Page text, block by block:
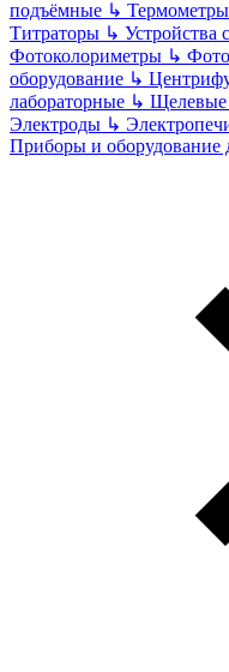
подъёмные ↳ Термометры
Титраторы ↳ Устройства
Фотоколориметры ↳
оборудование ↳
лабораторные ↳
Электроды ↳
Приборы и оборудование